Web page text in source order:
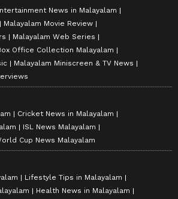
News in Malayalam
Malayalam Movie Review
Malayalam Web Series
Office Collection Malayalam
Malayalam Miniscreen & TV News
Cricket News in Malayalam
ISL News Malayalam
Cup News Malayalam
Lifestyle Tips in Malayalam
Health News in Malayalam